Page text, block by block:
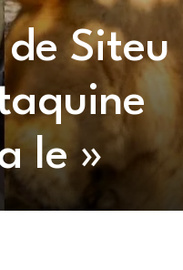
Siteu
le »